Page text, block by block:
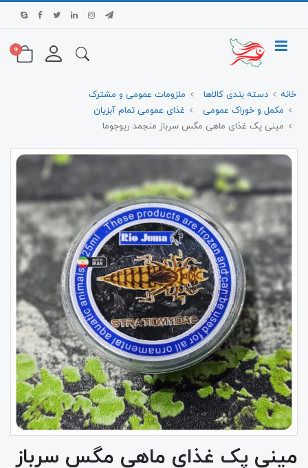
0
خانه دسته بندی کالاها
ملزومات عمومی و مشترک
مکمل و خوراک عمومی
غذای عمومی تمام آبزیان
مینی پک غذای ماهی مگس سرباز منجمد ریوجوما
مینی پک غذای ماهی مگس سرباز